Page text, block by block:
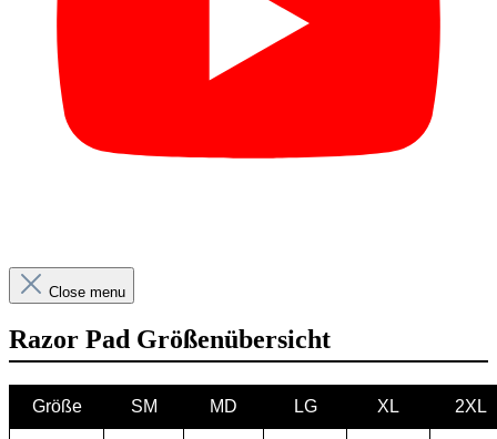
Close menu
Razor Pad Größenübersicht
Größe SM MD LG XL 2XL